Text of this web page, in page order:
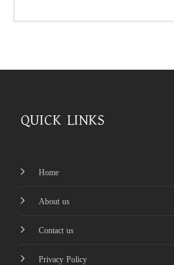
QUICK LINKS
Home
About us
Contact us
Privacy Policy